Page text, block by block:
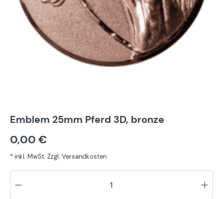
Emblem 25mm Pferd 3D, bronze
0,00 €
* inkl. MwSt. Zzgl. Versandkosten